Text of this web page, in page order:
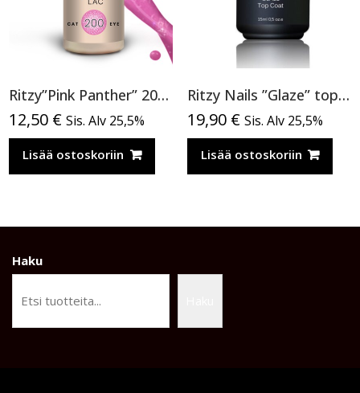
Ritzy”Pink Panther” 200, Cat Eye
12,50 € Sis. Alv 25,5%
Lisää ostoskoriin
Ritzy Nails ”Glaze” top TPO vapaa
19,90 € Sis. Alv 25,5%
Lisää ostoskoriin
Haku